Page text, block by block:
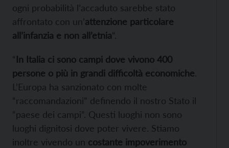
ogni probabilità l’accaduto sarebbe stato
affrontato con un’attenzione particolare
all’infanzia e non all’etnia“.
“In Italia ci sono campi dove vivono 400
persone o più in grandi difficoltà economiche.
L’Europa ha sanzionato con molte
“raccomandazioni” definendo il nostro Stato il
“paese dei campi”. Questi luoghi non sono
luoghi dignitosi dove poter vivere. Stiamo
inoltre vivendo un costante impoverimento